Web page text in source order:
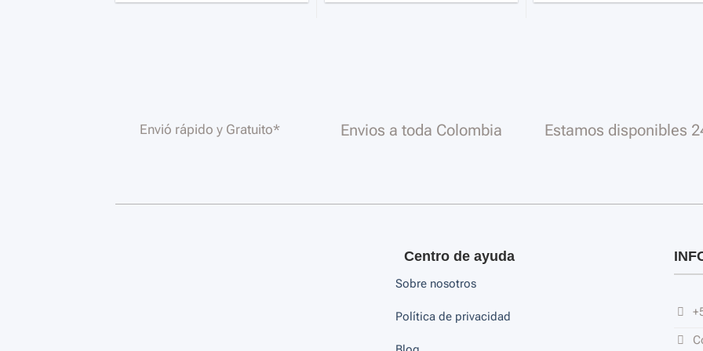
Envió rápido y Gratuito* Envios a toda Colombia Estamos disponibles
Centro de ayuda
Sobre nosotros
Política de privacidad